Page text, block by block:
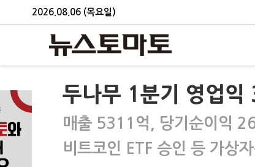
2026.08.06 (목요일)
두나무 1분기 영업익
매출 5311억, 당기순이익
비트코인 ETF 승인 등 가상